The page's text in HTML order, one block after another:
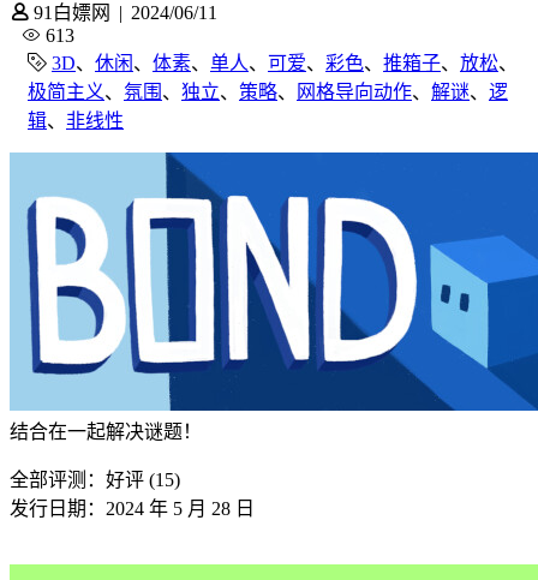
91白嫖网 | 2024/06/11
613
3D、 休闲 、 体素、 单人、 可爱、 彩色、 推箱子、 放松、
极简主义、 氛围 、 独立、 策略、 网格导向动作、 解谜、 逻
辑、 非线性
结合在一起解决谜题！
全部评测： 好评 (15)
发行日期：2024 年 5 月 28 日